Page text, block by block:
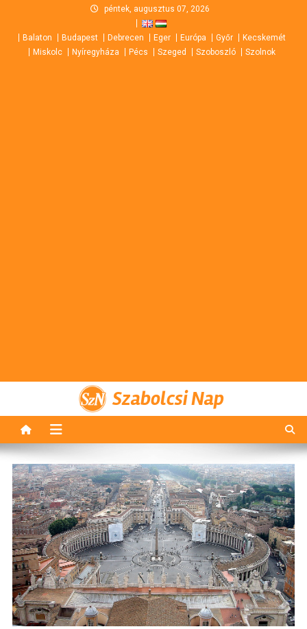
content
péntek, augusztus 07, 2026
Balaton Budapest Debrecen Eger Európa Győr
Kecskemét
Miskolc
Nyíregyháza Pécs Szeged Szoboszló Szolnok
Szabolcsi Nap